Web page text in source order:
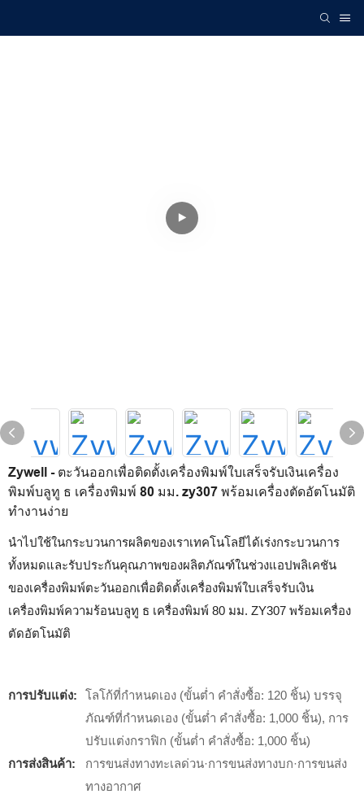
Zywell - ตะวันออกเพื่อติดตั้งเครื่องพิมพ์ใบเสร็จรับเงินเครื่อง
พิมพ์บลูทู ธ เครื่องพิมพ์ 80 มม. zy307 พร้อมเครื่องตัดอัตโนมัติ
ทำงานง่าย
นำไปใช้ในกระบวนการผลิตของเราเทคโนโลยีได้เร่งกระบวนการ
ทั้งหมดและรับประกันคุณภาพของผลิตภัณฑ์ในช่วงแอปพลิเคชัน
ของเครื่องพิมพ์ตะวันออกเพื่อติดตั้งเครื่องพิมพ์ใบเสร็จรับเงิน
เครื่องพิมพ์ความร้อนบลูทู ธ เครื่องพิมพ์ 80 มม. ZY307 พร้อมเครื่อง
ตัดอัตโนมัติ
การปรับแต่ง:
โลโก้ที่กำหนดเอง (ขั้นต่ำ คำสั่งซื้อ: 120 ชิ้น) บรรจุ
ภัณฑ์ที่กำหนดเอง (ขั้นต่ำ คำสั่งซื้อ: 1,000 ชิ้น), การ
ปรับแต่งกราฟิก (ขั้นต่ำ คำสั่งซื้อ: 1,000 ชิ้น)
การส่งสินค้า:
การขนส่งทางทะเลด่วน·การขนส่งทางบก·การขนส่ง
ทางอากาศ